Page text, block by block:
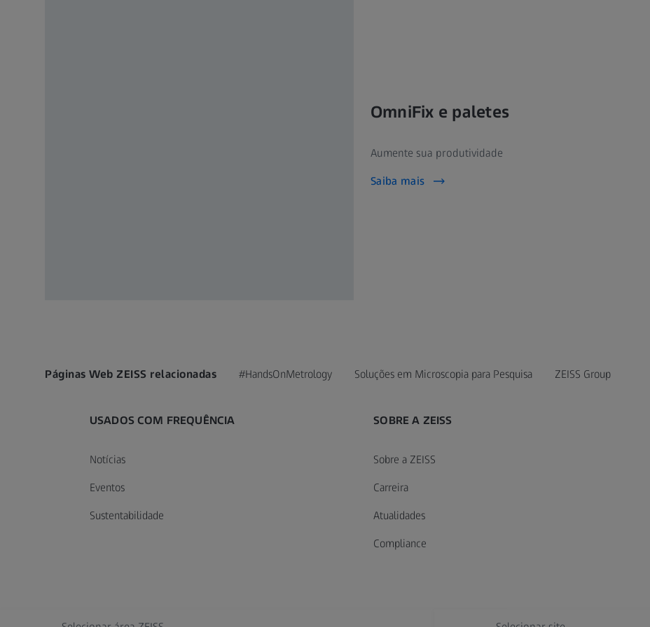
OmniFix e paletes
Aumente sua produtividade
Saiba mais
Páginas Web ZEISS relacionadas #HandsOnMetrology Soluções em Microscopia para Pesquisa ZEISS Group
USADOS COM FREQUÊNCIA
Notícias
Eventos
Sustentabilidade
SOBRE A ZEISS
Sobre a ZEISS
Carreira
Atualidades
Compliance